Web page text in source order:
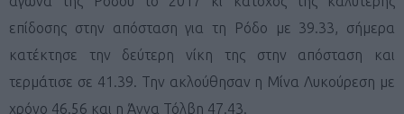
επίδοσης στην απόσταση για τη Ρόδο με 39.33, σήμερα
κατέκτησε την δεύτερη νίκη της στην απόσταση και
τερμάτισε σε 41.39. Την ακλούθησαν η Μίνα Λυκούρεση με
χρόνο 46.56 και η Άννα Τόλβη 47.43.